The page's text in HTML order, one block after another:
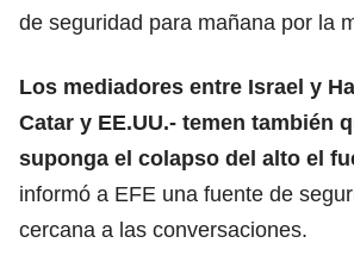
de seguridad para mañana por la
Los mediadores entre Israel y
Catar y EE.UU.- temen también
suponga el colapso del alto el
informó a EFE una fuente de
cercana a las conversaciones.